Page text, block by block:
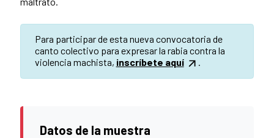
Para participar de esta nueva convocatoria de
canto colectivo para expresar la rabia contra la
violencia machista, inscríbete aquí .
Datos de la muestra